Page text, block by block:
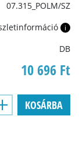
07.315_POLM/SZ
i
DB
10 696 Ft
KOSÁRBA